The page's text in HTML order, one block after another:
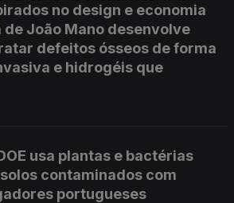
no design e economia
João Mano desenvolve
defeitos ósseos de forma
e hidrogéis que
usa plantas e bactérias
contaminados com
portugueses